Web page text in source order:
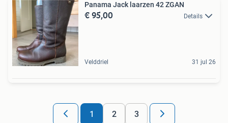
Panama Jack laarzen 42 ZGAN
€ 95,00 Details
Velddriel 31 jul 26
1 2 3